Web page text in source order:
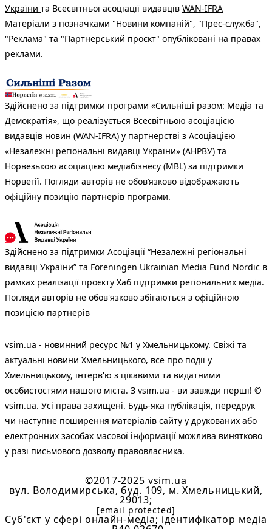
України та Всесвітньої асоціації видавців WAN-IFRA
Матеріали з позначками "Новини компаній", "Прес-служба",
"Реклама" та "Партнерський проєкт" опубліковані на правах
реклами.
Здійснено за підтримки програми «Сильніші разом: Медіа та
Демократія», що реалізується Всесвітньою асоціацією
видавців новин (WAN-IFRA) у партнерстві з Асоціацією
«Незалежні регіональні видавці України» (АНРВУ) та
Норвезькою асоціацією медіабізнесу (MBL) за підтримки
Норвегії. Погляди авторів не обов’язково відображають
офіційну позицію партнерів програми.
Здійснено за підтримки Асоціації “Незалежні регіональні
видавці України” та Foreningen Ukrainian Media Fund Nordic в
рамках реалізації проєкту Хаб підтримки регіональних медіа.
Погляди авторів не обов'язково збігаються з офіційною
позицією партнерів
vsim.ua - новинний ресурс №1 у Хмельницькому. Свіжі та
актуальні новини Хмельницького, все про події у
Хмельницькому, інтерв'ю з цікавими та видатними
особистостями нашого міста. З vsim.ua - ви завжди перші! ©
vsim.ua. Усі права захищені. Будь-яка публiкацiя, передрук
чи наступне поширення матеріалів сайту у друкованих або
електронних засобах масової інформації можлива винятково
у разі письмового дозволу правовласника.
©2017-2025 vsim.ua
вул. Володимирська, буд. 109, м. Хмельницький,
29013;
[email protected]
Cуб'єкт у сфері онлайн-медіа; ідентифікатор медіа